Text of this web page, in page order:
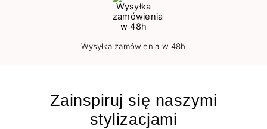
Wysyłka zamówienia w 48h
Zainspiruj się naszymi
stylizacjami